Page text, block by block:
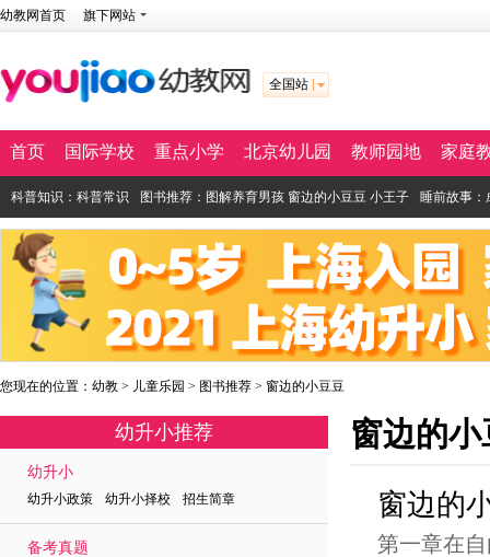
幼教网首页 旗下网站
全国站
首页 国际学校 重点小学 北京幼儿园 教师园地 家庭
科普知识 ： 科普常识 图书推荐 ： 图解养育男孩 窗边的小豆豆 小王子 睡前故事 ：
您现在的位置： 幼教 > 儿童乐园 > 图书推荐 > 窗边的小豆豆
幼升小推荐
幼升小
幼升小政策 幼升小择校 招生简章
备考真题
窗边的小
窗边的
第一章在